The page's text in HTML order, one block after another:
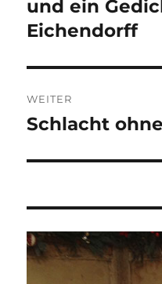
und ein
Eichendorff
WEITER
Nächster
Schlacht